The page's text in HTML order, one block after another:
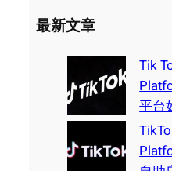
最新文章
Tik
平台